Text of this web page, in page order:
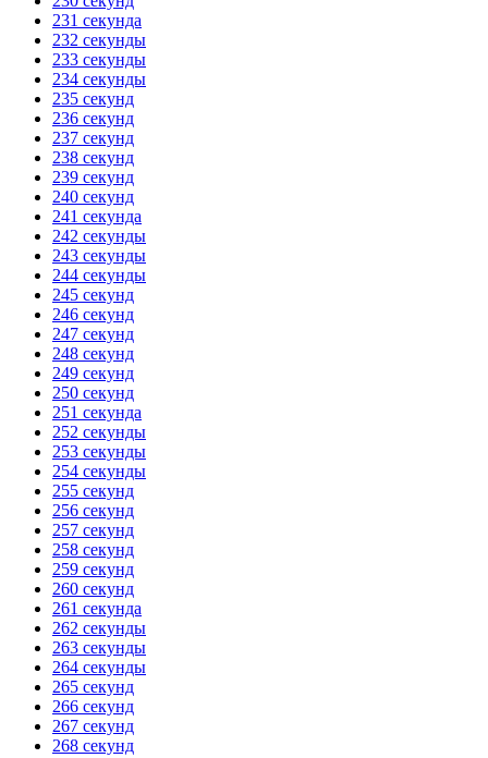
231 секунда
232 секунды
233 секунды
234 секунды
235 секунд
236 секунд
237 секунд
238 секунд
239 секунд
240 секунд
241 секунда
242 секунды
243 секунды
244 секунды
245 секунд
246 секунд
247 секунд
248 секунд
249 секунд
250 секунд
251 секунда
252 секунды
253 секунды
254 секунды
255 секунд
256 секунд
257 секунд
258 секунд
259 секунд
260 секунд
261 секунда
262 секунды
263 секунды
264 секунды
265 секунд
266 секунд
267 секунд
268 секунд